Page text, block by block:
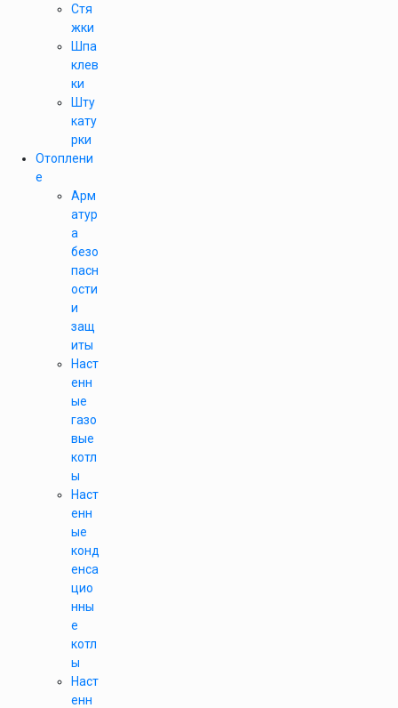
Стя
жки
Шпа
клев
ки
Шту
кату
рки
Отоплени
е
Арм
атур
а
безо
пасн
ости
и
защ
иты
Наст
енн
ые
газо
вые
котл
ы
Наст
енн
ые
конд
енса
цио
нны
е
котл
ы
Наст
енн